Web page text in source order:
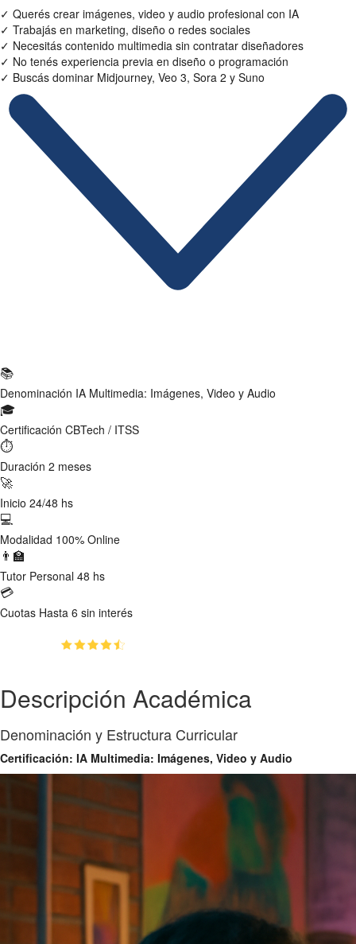
✓ Querés crear imágenes, video y audio profesional con IA
✓ Trabajás en marketing, diseño o redes sociales
✓ Necesitás contenido multimedia sin contratar diseñadores
✓ No tenés experiencia previa en diseño o programación
✓ Buscás dominar Midjourney, Veo 3, Sora 2 y Suno
📚
Denominación IA Multimedia: Imágenes, Video y Audio
🎓
Certificación CBTech / ITSS
⏱
Duración 2 meses
🚀
Inicio 24/48 hs
💻
Modalidad 100% Online
👨‍🏫
Tutor Personal 48 hs
💳
Cuotas Hasta 6 sin interés
Descripción Académica
Denominación y Estructura Curricular
Certificación: IA Multimedia: Imágenes, Video y Audio